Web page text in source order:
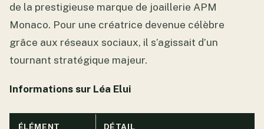
de la prestigieuse marque de joaillerie APM
Monaco. Pour une créatrice devenue célèbre
grâce aux réseaux sociaux, il s’agissait d’un
tournant stratégique majeur.
Informations sur Léa Elui
ÉLÉMENT DÉTAIL